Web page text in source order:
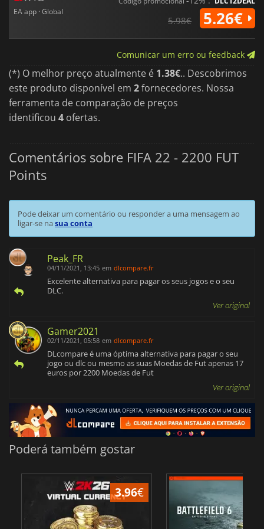
EA app · Global
5.98€ 5.26€
Comunicar um erro ou feedback
(*) O melhor preço atualmente é 1.38€.. Descobrimos
este produto disponível em 2fornecedores. Nossa
ferramenta de comparação de preços
identificou 4 ofertas.
Comentários sobre FIFA 22 - 2200 FUT
Points
Pode deixar um comentário ou responder a uma mensagem ao
ligar-se nasua conta
Peak_FR
04/11/2021, 13:45 em dlcompare.fr
Excelente alternativa para pagar os seus jogos e o seu
DLC.
Ver original
Gamer2021
02/11/2021, 05:58 em dlcompare.fr
DLcompare é uma óptima alternativa para pagar o seu
jogo ou dlc ou mesmo as suas Moedas de Fut apenas 17
euros por 2200 Moedas de Fut
Ver original
Poderá também gostar
3.96€